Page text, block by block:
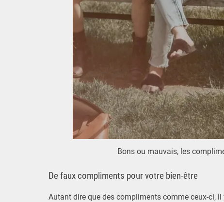
Bons ou mauvais, les
De faux compliments pour votre bien-être
Autant dire que des compliments comme ceux-ci,